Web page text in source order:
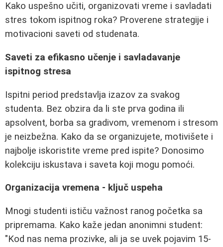
Kako uspešno učiti, organizovati vreme i savladati
stres tokom ispitnog roka? Proverene strategije i
motivacioni saveti od studenata.
Saveti za efikasno učenje i savladavanje
ispitnog stresa
Ispitni period predstavlja izazov za svakog
studenta. Bez obzira da li ste prva godina ili
apsolvent, borba sa gradivom, vremenom i stresom
je neizbežna. Kako da se organizujete, motivišete i
najbolje iskoristite vreme pred ispite? Donosimo
kolekciju iskustava i saveta koji mogu pomoći.
Organizacija vremena - ključ uspeha
Mnogi studenti ističu važnost ranog početka sa
pripremama. Kako kaže jedan anonimni student:
"Kod nas nema prozivke, ali ja se uvek pojavim 15-